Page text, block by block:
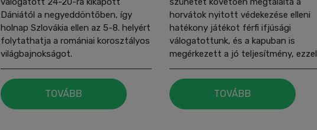
Dániától a negyeddöntőben, így
holnap Szlovákia ellen az 5-8. helyért
folytathatja a romániai korosztályos
világbajnokságot.
TOVÁBB
horvátok nyitott védekezése elleni
hatékony játékot férfi ifjúsági
válogatottunk, és a kapuban is
megérkezett a jó teljesítmény, ezzel
a legjobb nyolc között az Eb-n
csapatunk.
TOVÁBB